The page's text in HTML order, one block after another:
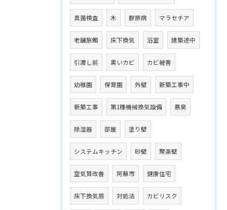
真菌検査 木 膠原病 マラセチア
老舗旅館 床下換気 浴室 建築途中
引渡し前 黒いカビ カビ被害
幼稚園 保育園 外壁 新築工事中
新築工事 第1種機械換気設備 悪臭
除湿器 部屋 塗り壁
システムキッチン 砂壁 聚楽壁
空気質改善 阿蘇市 健康住宅
床下換気扇 対処法 カビリスク